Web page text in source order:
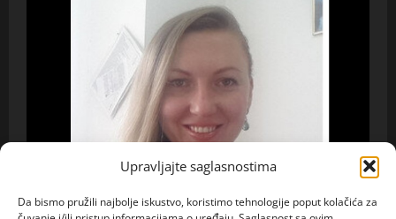
Upravljajte saglasnostima
Da bismo pružili najbolje iskustvo, koristimo tehnologije poput kolačića za